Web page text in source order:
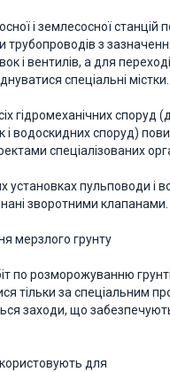
і землесосної станцій
трубопроводів з
і вентилів, а для
спеціальні містки.
гідромеханічних споруд
і водоскидних споруд)
спеціалізованих
установках пульповоди і
зворотними клапанами.
мерзлого грунту
по розморожуванню
тільки за спеціальним
заходи, що
для